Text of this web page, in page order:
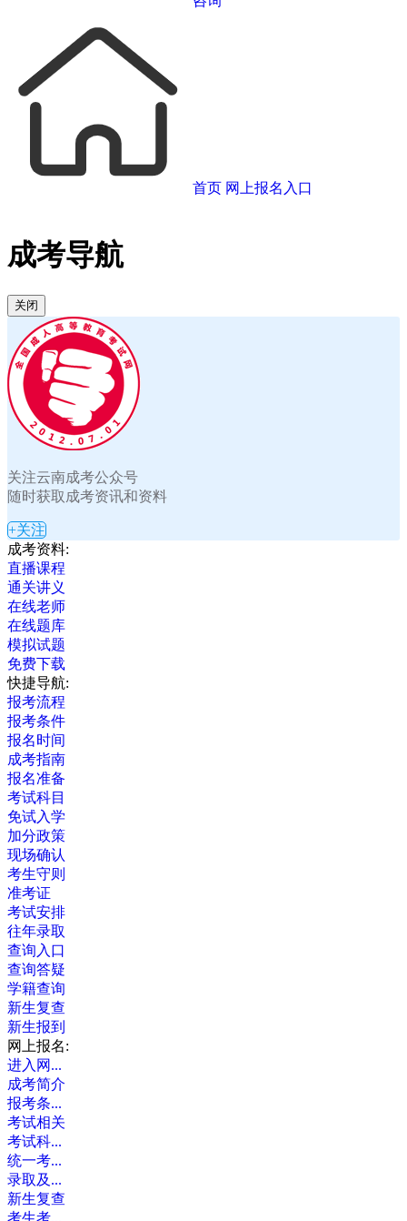
首页 网上报名入口
成考导航
关闭
关注云南成考公众号
随时获取成考资讯和资料
+关注
成考资料:
直播课程
通关讲义
在线老师
在线题库
模拟试题
免费下载
快捷导航:
报考流程
报考条件
报名时间
成考指南
报名准备
考试科目
免试入学
加分政策
现场确认
考生守则
准考证
考试安排
往年录取
查询入口
查询答疑
学籍查询
新生复查
新生报到
网上报名:
进入网...
成考简介
报考条...
考试相关
考试科...
统一考...
录取及...
新生复查